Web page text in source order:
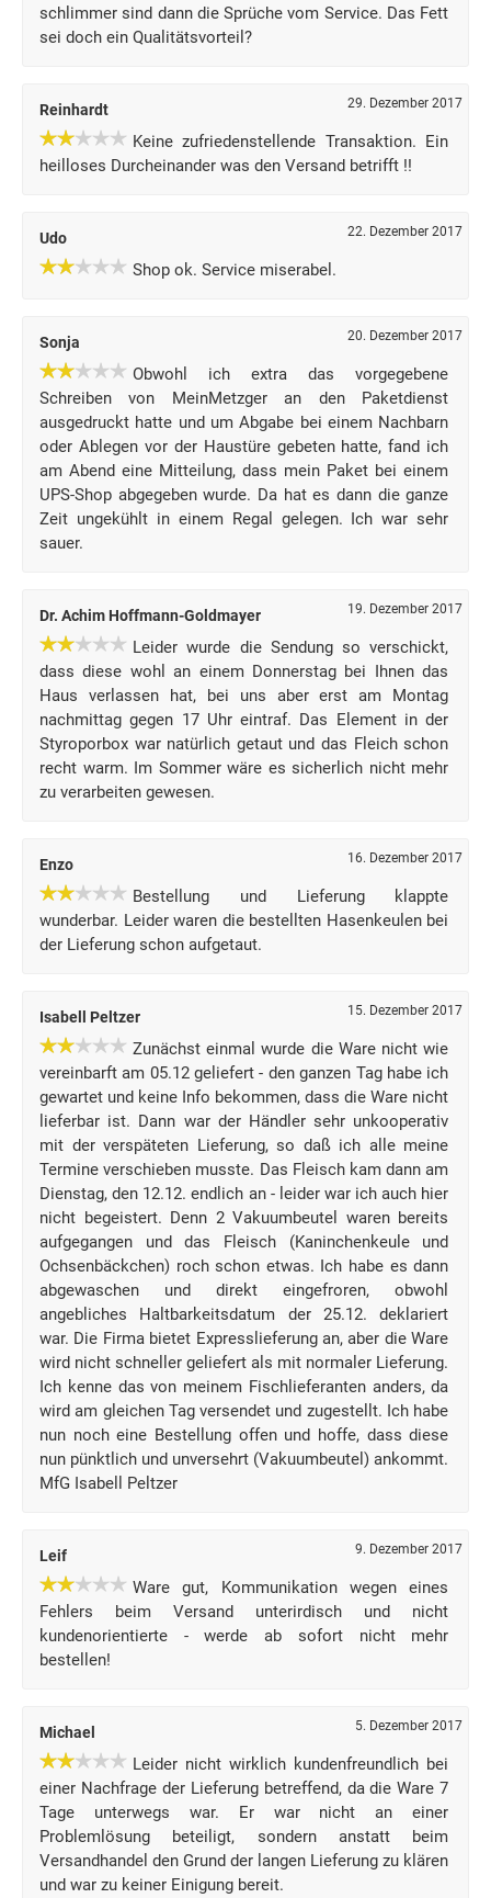
schlimmer sind dann die Sprüche vom Service. Das Fett
sei doch ein Qualitätsvorteil?
Reinhardt 29. Dezember 2017
Keine zufriedenstellende Transaktion. Ein
heilloses Durcheinander was den Versand betrifft !!
Udo 22. Dezember 2017
Shop ok. Service miserabel.
Sonja 20. Dezember 2017
Obwohl ich extra das vorgegebene
Schreiben von MeinMetzger an den Paketdienst
ausgedruckt hatte und um Abgabe bei einem Nachbarn
oder Ablegen vor der Haustüre gebeten hatte, fand ich
am Abend eine Mitteilung, dass mein Paket bei einem
UPS-Shop abgegeben wurde. Da hat es dann die ganze
Zeit ungekühlt in einem Regal gelegen. Ich war sehr
sauer.
Dr. Achim Hoffmann-Goldmayer 19. Dezember 2017
Leider wurde die Sendung so verschickt,
dass diese wohl an einem Donnerstag bei Ihnen das
Haus verlassen hat, bei uns aber erst am Montag
nachmittag gegen 17 Uhr eintraf. Das Element in der
Styroporbox war natürlich getaut und das Fleich schon
recht warm. Im Sommer wäre es sicherlich nicht mehr
zu verarbeiten gewesen.
Enzo 16. Dezember 2017
Bestellung und Lieferung klappte
wunderbar. Leider waren die bestellten Hasenkeulen bei
der Lieferung schon aufgetaut.
Isabell Peltzer 15. Dezember 2017
Zunächst einmal wurde die Ware nicht wie
vereinbarft am 05.12 geliefert - den ganzen Tag habe ich
gewartet und keine Info bekommen, dass die Ware nicht
lieferbar ist. Dann war der Händler sehr unkooperativ
mit der verspäteten Lieferung, so daß ich alle meine
Termine verschieben musste. Das Fleisch kam dann am
Dienstag, den 12.12. endlich an - leider war ich auch hier
nicht begeistert. Denn 2 Vakuumbeutel waren bereits
aufgegangen und das Fleisch (Kaninchenkeule und
Ochsenbäckchen) roch schon etwas. Ich habe es dann
abgewaschen und direkt eingefroren, obwohl
angebliches Haltbarkeitsdatum der 25.12. deklariert
war. Die Firma bietet Expresslieferung an, aber die Ware
wird nicht schneller geliefert als mit normaler Lieferung.
Ich kenne das von meinem Fischlieferanten anders, da
wird am gleichen Tag versendet und zugestellt. Ich habe
nun noch eine Bestellung offen und hoffe, dass diese
nun pünktlich und unversehrt (Vakuumbeutel) ankommt.
MfG Isabell Peltzer
Leif 9. Dezember 2017
Ware gut, Kommunikation wegen eines
Fehlers beim Versand unterirdisch und nicht
kundenorientierte - werde ab sofort nicht mehr
bestellen!
Michael 5. Dezember 2017
Leider nicht wirklich kundenfreundlich bei
einer Nachfrage der Lieferung betreffend, da die Ware 7
Tage unterwegs war. Er war nicht an einer
Problemlösung beteiligt, sondern anstatt beim
Versandhandel den Grund der langen Lieferung zu klären
und war zu keiner Einigung bereit.